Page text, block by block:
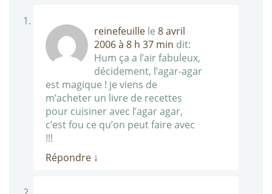
reinefeuille le 8 avril
2006 à 8 h 37 min dit:
Hum ça a l’air fabuleux,
décidement, l’agar-agar
est magique ! je viens de
m’acheter un livre de recettes
pour cuisiner avec l’agar agar,
c’est fou ce qu’on peut faire avec
!!!
Répondre ↓